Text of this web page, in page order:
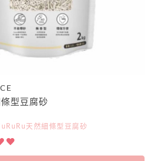
型豆腐砂
天然細條型豆腐砂